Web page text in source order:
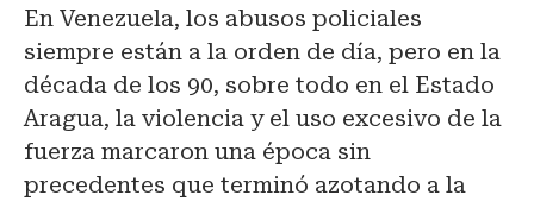
En Venezuela, los abusos policiales
siempre están a la orden de día, pero en la
década de los 90, sobre todo en el Estado
Aragua, la violencia y el uso excesivo de la
fuerza marcaron una época sin
precedentes que terminó azotando a la